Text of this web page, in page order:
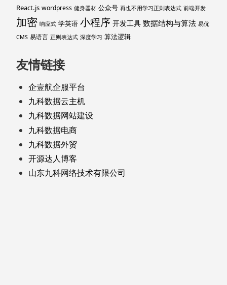
React.js wordpress 健身器材 公众号 再也不用学习正则表达式 前端开发
加密 响应式 学英语 小程序 开发工具 数据结构与算法 易优
CMS 易语言 正则表达式 深度学习 算法逻辑
友情链接
企壹航企服平台
九科数据云主机
九科数据网站建设
九科数据电商
九科数据外贸
开源达人博客
山东九科网络技术有限公司